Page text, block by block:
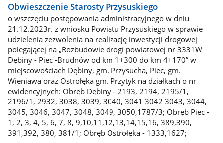
Obwieszczenie Starosty Przysuskiego
o wszczęciu postępowania administracyjnego w dniu
21.12.2023r. z wniosku Powiatu Przysuskiego w sprawie
udzielenia zezwolenia na realizację inwestycji drogowej
polegającej na „Rozbudowie drogi powiatowej nr 3331W
Dębiny - Piec -Brudnów od km 1+300 do km 4+170” w
miejscowościach Dębiny, gm. Przysucha, Piec, gm.
Wieniawa oraz Ostrołęka gm. Przytyk na działkach o nr
ewidencyjnych: Obręb Dębiny - 2193, 2194, 2195/1,
2196/1, 2932, 3038, 3039, 3040, 3041 3042 3043, 3044,
3045, 3046, 3047, 3048, 3049, 3050,1787/3; Obręb Piec -
1, 2, 3, 4, 5, 6, 7, 8, 9,10,11,12,13,14,15,16, 389,390,
391,392, 380, 381/1; Obręb Ostrołęka - 1333,1627;